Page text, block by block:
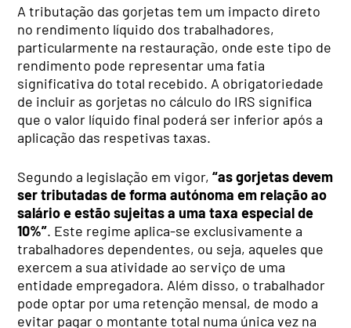
A tributação das gorjetas tem um impacto direto
no rendimento líquido dos trabalhadores,
particularmente na restauração, onde este tipo de
rendimento pode representar uma fatia
significativa do total recebido. A obrigatoriedade
de incluir as gorjetas no cálculo do IRS significa
que o valor líquido final poderá ser inferior após a
aplicação das respetivas taxas.
Segundo a legislação em vigor,“as gorjetas devem
ser tributadas de forma autónoma em relação ao
salário e estão sujeitas a uma taxa especial de
10%”. Este regime aplica-se exclusivamente a
trabalhadores dependentes, ou seja, aqueles que
exercem a sua atividade ao serviço de uma
entidade empregadora. Além disso, o trabalhador
pode optar por uma retenção mensal, de modo a
evitar pagar o montante total numa única vez na